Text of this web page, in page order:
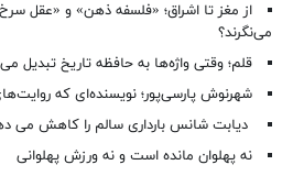
از مغز تا اشراق؛ «فلسفه ذهن» و «عقل
می‌نگرند؟
قلم؛ وقتی واژه‌ها به حافظه تاریخ تبدیل
شهرنوش پارسی‌پور؛ نویسنده‌ای که
دیابت شانس بارداری سالم را کاهش می
نه پهلوان مانده است و نه ورزش پهلوانی